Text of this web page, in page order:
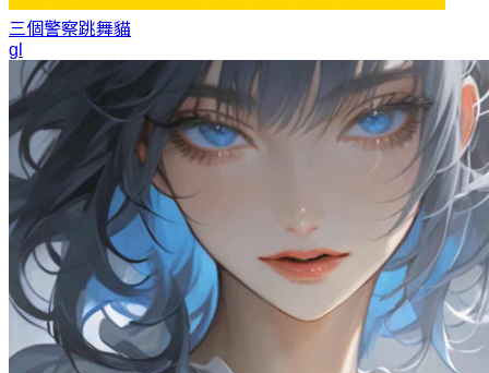
三個警察跳舞貓
gl